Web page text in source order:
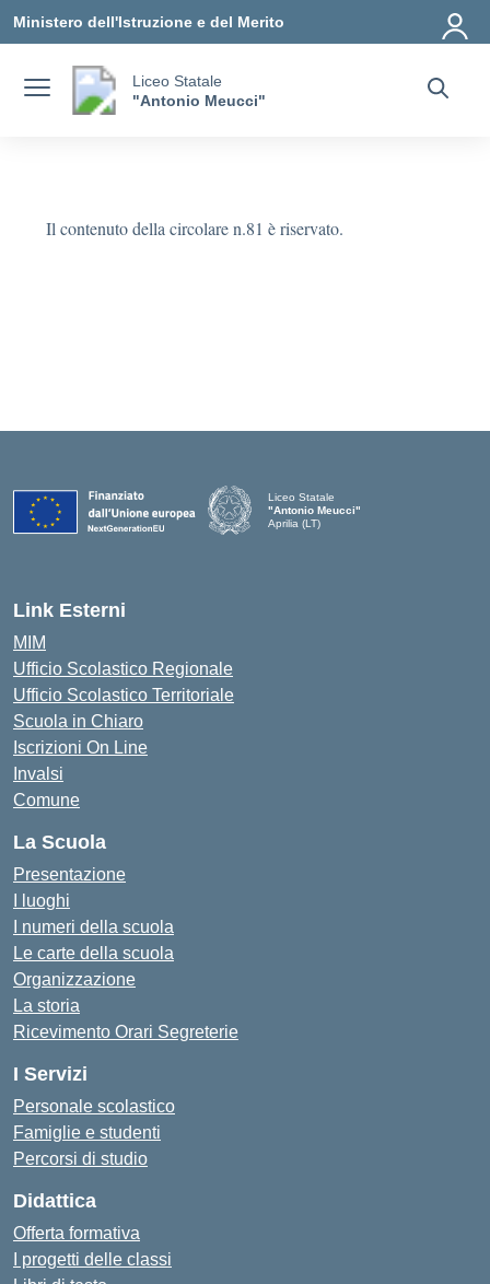
Ministero dell'Istruzione e del Merito
Liceo Statale
"Antonio Meucci"
Il contenuto della circolare n.81 è riservato.
Liceo Statale
"Antonio Meucci"
Aprilia (LT)
Link Esterni
MIM
Ufficio Scolastico Regionale
Ufficio Scolastico Territoriale
Scuola in Chiaro
Iscrizioni On Line
Invalsi
Comune
La Scuola
Presentazione
I luoghi
I numeri della scuola
Le carte della scuola
Organizzazione
La storia
Ricevimento Orari Segreterie
I Servizi
Personale scolastico
Famiglie e studenti
Percorsi di studio
Didattica
Offerta formativa
I progetti delle classi